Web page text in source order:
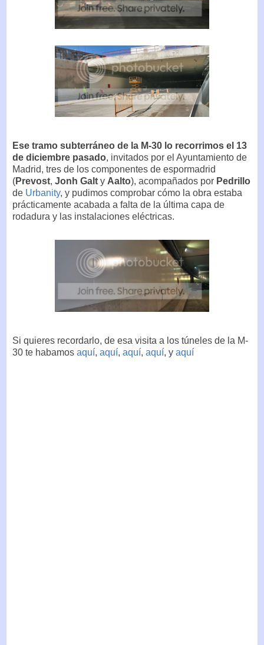
Ese tramo subterráneo de la M-30 lo recorrimos el 13
de diciembre pasado, invitados por el Ayuntamiento de
Madrid, tres de los componentes de espormadrid
(Prevost, Jonh Galt y Aalto), acompañados por Pedrillo
de Urbanity, y pudimos comprobar cómo la obra estaba
prácticamente acabada a falta de la última capa de
rodadura y las instalaciones eléctricas.
Si quieres recordarlo, de esa visita a los túneles de la M-
30 te habamos aquí, aquí, aquí, aquí, y aquí